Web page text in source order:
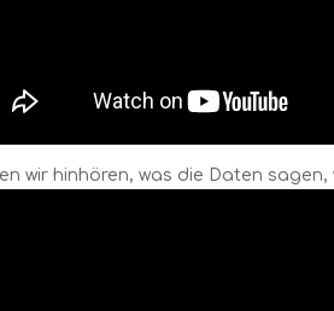
wir hinhören, was die Daten